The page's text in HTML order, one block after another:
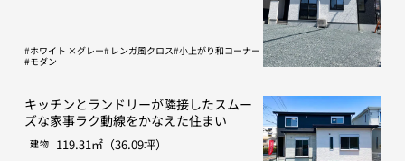
ホワイト ×グレー レンガ風クロス 小上がり和コーナー
モダン
キッチンとランドリーが隣接したスムー
ズな家事ラク動線をかなえた住まい
建物 119.31㎡（36.09坪）